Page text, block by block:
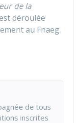
de la
déroulée
au Fnaeg.
de tous
inscrites